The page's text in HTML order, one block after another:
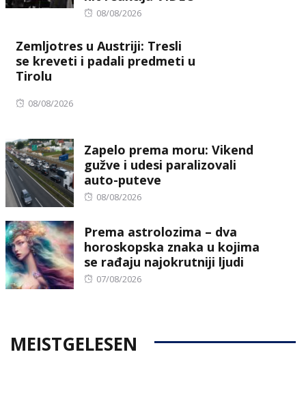
Posted
08/08/2026
Zemljotres u Austriji: Tresli
se kreveti i padali predmeti u
Tirolu
Posted
08/08/2026
Zapelo prema moru: Vikend
gužve i udesi paralizovali
auto-puteve
Posted
08/08/2026
Prema astrolozima – dva
horoskopska znaka u kojima
se rađaju najokrutniji ljudi
Posted
07/08/2026
MEISTGELESEN